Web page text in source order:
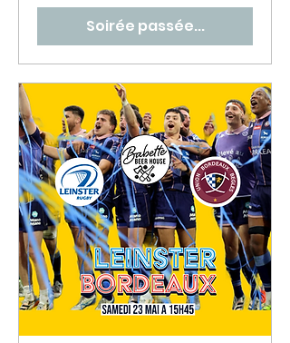
Soirée passée...